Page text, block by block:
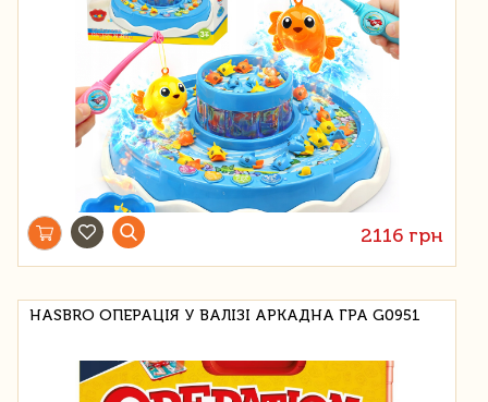
2116 грн
HASBRO ОПЕРАЦІЯ У ВАЛІЗІ АРКАДНА ГРА G0951